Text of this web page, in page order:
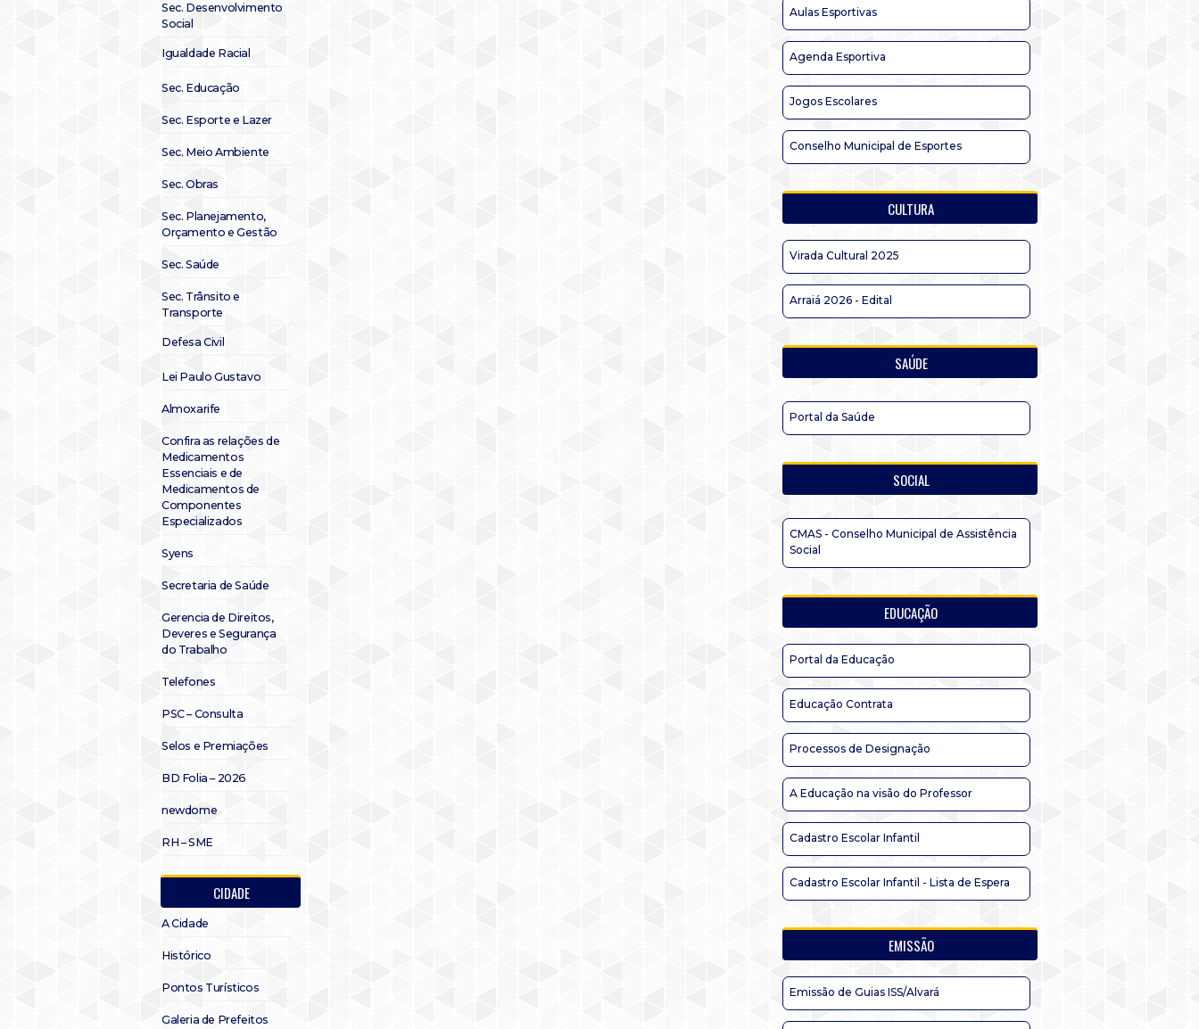
Sec. Desenvolvimento
Social
Igualdade Racial
Sec. Educação
Sec. Esporte e Lazer
Sec. Meio Ambiente
Sec. Obras
Sec. Planejamento,
Orçamento e Gestão
Sec. Saúde
Sec. Trânsito e
Transporte
Defesa Civil
Lei Paulo Gustavo
Almoxarife
Confira as relações de
Medicamentos
Essenciais e de
Medicamentos de
Componentes
Especializados
Syens
Secretaria de Saúde
Gerencia de Direitos,
Deveres e Segurança
do Trabalho
Telefones
PSC – Consulta
Selos e Premiações
BD Folia – 2026
newdome
RH – SME
CIDADE
A Cidade
Histórico
Pontos Turísticos
Galeria de Prefeitos
Aulas Esportivas
Agenda Esportiva
Jogos Escolares
Conselho Municipal de Esportes
CULTURA
Virada Cultural 2025
Arraiá 2026 - Edital
SAÚDE
Portal da Saúde
SOCIAL
CMAS - Conselho Municipal de Assistência
Social
EDUCAÇÃO
Portal da Educação
Educação Contrata
Processos de Designação
A Educação na visão do Professor
Cadastro Escolar Infantil
Cadastro Escolar Infantil - Lista de Espera
EMISSÃO
Emissão de Guias ISS/Alvará